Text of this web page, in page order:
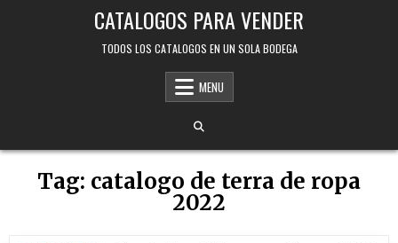
CATALOGOS PARA VENDER
TODOS LOS CATALOGOS EN UN SOLA BODEGA
MENU
Tag: catalogo de terra de ropa
2022